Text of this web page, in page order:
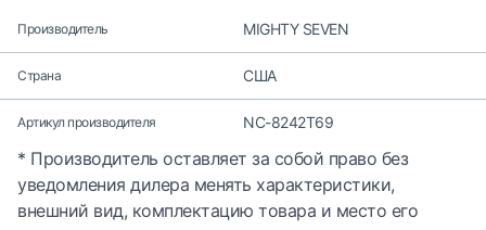
Производитель MIGHTY SEVEN
Страна США
Артикул производителя NC-8242T69
* Производитель оставляет за собой право без
уведомления дилера менять характеристики,
внешний вид, комплектацию товара и место его